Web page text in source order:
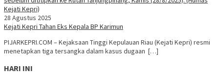
28 Agustus 2025
Kejati Kepri Tahan Eks Kepala BP Karimun
PIJARKEPRI.COM – Kejaksaan Tinggi Kepulauan Riau (Kejati Kepri) resmi
menetapkan tiga tersangka dalam kasus dugaan […]
HARI INI